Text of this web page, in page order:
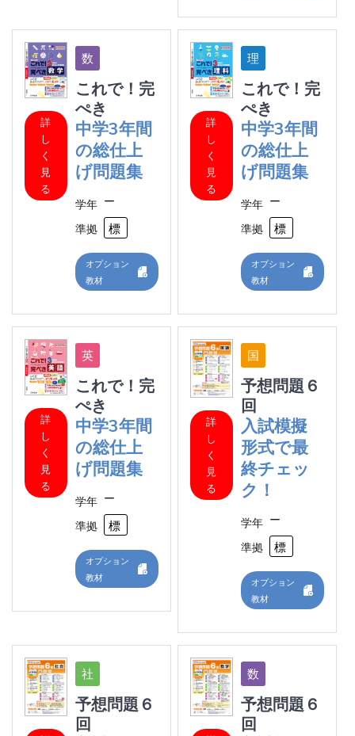
詳
し
く
見
る
これで！完
ぺき
中学3年間
の総仕上
げ問題集
学年 ー
準拠
標準
オプション
教材
詳
し
く
見
る
これで！完
ぺき
中学3年間
の総仕上
げ問題集
学年 ー
準拠
標
オプション
教材
詳
し
く
見
る
これで！完
ぺき
中学3年間
の総仕上
げ問題集
学年 ー
準拠
標準
オプション
教材
詳
し
く
見
る
予想問題６
回
入試模擬
形式で最
終チェッ
ク！
学年 ー
準拠
標
オプション
教材
予想問題６
回
予想問題６
回